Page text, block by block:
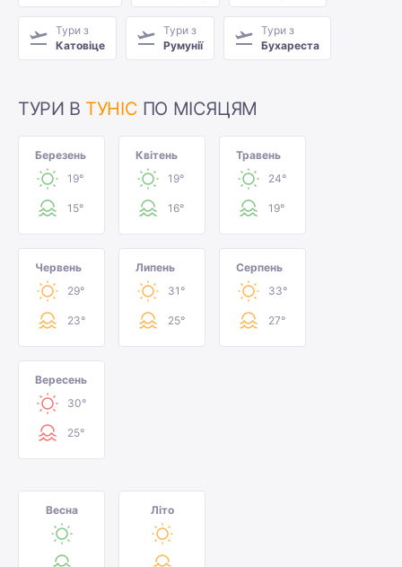
Тури з
Катовіце
Тури з
Румунії
Тури з
Бухареста
ТУРИ В ТУНІС ПО МІСЯЦЯМ
Березень
19°
15°
Квітень
19°
16°
Травень
24°
19°
Червень
29°
23°
Липень
31°
25°
Серпень
33°
27°
Вересень
30°
25°
Весна Літо